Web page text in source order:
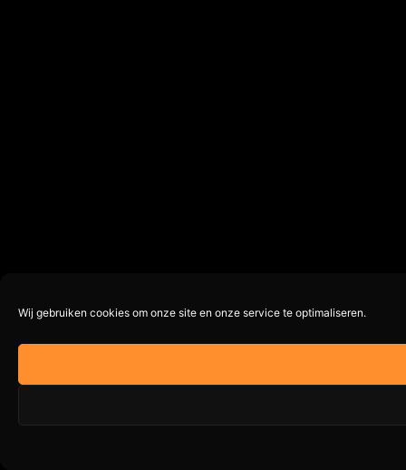
Wij gebruiken cookies om onze site en onze service te optimaliseren.